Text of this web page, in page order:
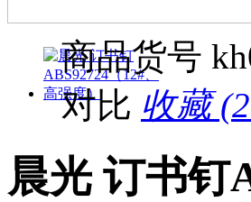
商品货号
对比 收藏
晨光 订书钉